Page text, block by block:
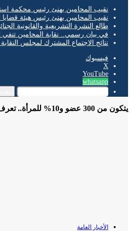
نقيب المحامين يهنئ رئيس محكمة
نقيب المحامين يهنئ رئيس هيئة قضايا
طالع النشرة التشريعية والقانونية الجنائية لشهر يناير 2025 الصادرة عن
في بيان رسمي.. نقابة المحامين تنفي
نتائج الاجتماع المشترك لمجلس النقابة
فيسبوك
‫X
‫YouTube
whatsapp
يتكون من 300 عضو و10% للمرأة.. تعرف على التشكيل النهائي لمجلس الشيوخ
الأخبار العامة